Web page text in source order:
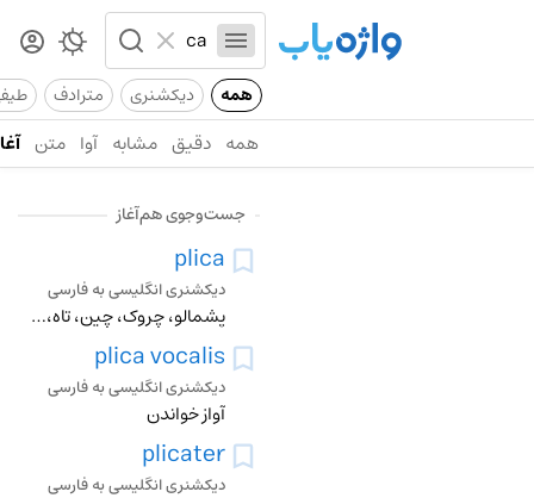
همه دیکشنری مترادف
همه دقیق مشابه آوا متن
جست‌وجوی هم‌آغاز
plica
دیکشنری انگلیسی به فارسی
پشمالو، چروک، چین، تاه، شکن
plica vocalis
دیکشنری انگلیسی به فارسی
آواز خواندن
plicater
دیکشنری انگلیسی به فارسی